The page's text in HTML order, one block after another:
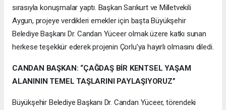
sırasıyla konuşmalar yaptı. Başkan Sarıkurt ve Milletvekili
Aygun, projeye verdikleri emekler için başta Büyükşehir
Belediye Başkanı Dr. Candan Yüceer olmak üzere katkı sunan
herkese teşekkür ederek projenin Çorlu’ya hayırlı olmasını diledi.
CANDAN BAŞKAN: “ÇAĞDAŞ BİR KENTSEL YAŞAM
ALANININ TEMEL TAŞLARINI PAYLAŞIYORUZ”
Büyükşehir Belediye Başkanı Dr. Candan Yüceer, törendeki